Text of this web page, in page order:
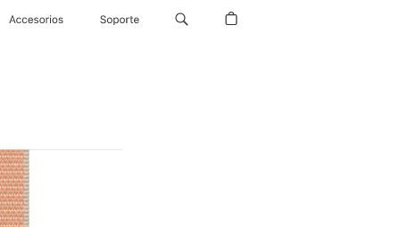
Accesorios Soporte